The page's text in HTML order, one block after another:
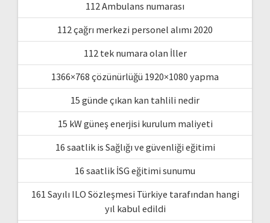
112 Ambulans numarası
112 çağrı merkezi personel alımı 2020
112 tek numara olan İller
1366×768 çözünürlüğü 1920×1080 yapma
15 günde çıkan kan tahlili nedir
15 kW güneş enerjisi kurulum maliyeti
16 saatlik is Sağlığı ve güvenliği eğitimi
16 saatlik İSG eğitimi sunumu
161 Sayılı ILO Sözleşmesi Türkiye tarafından hangi
yıl kabul edildi